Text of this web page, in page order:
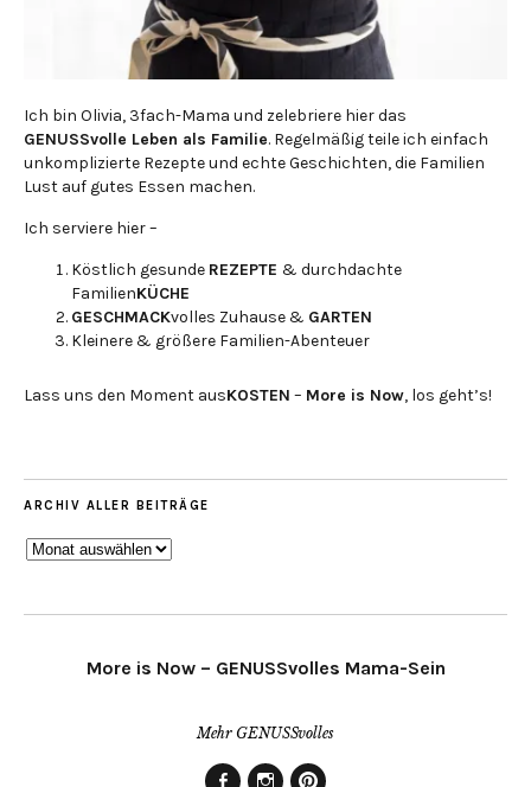
Ich bin Olivia, 3fach-Mama und zelebriere hier das
GENUSSvolle Leben als Familie. Regelmäßig teile ich einfach
unkomplizierte Rezepte und echte Geschichten, die Familien
Lust auf gutes Essen machen.
Ich serviere hier –
Köstlich gesunde REZEPTE & durchdachte
FamilienKÜCHE
GESCHMACKvolles Zuhause & GARTEN
Kleinere & größere Familien-Abenteuer
Lass uns den Moment ausKOSTEN – More is Now, los geht’s!
ARCHIV ALLER BEITRÄGE
ARCHIV
More is Now – GENUSSvolles Mama-Sein
Mehr GENUSSvolles